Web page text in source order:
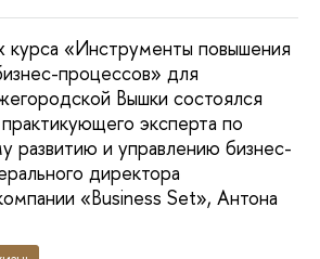
курса «Инструменты повышения
процессов» для
Вышки состоялся
эксперта по
развитию и управлению бизнес-
директора
«Business Set», Антона